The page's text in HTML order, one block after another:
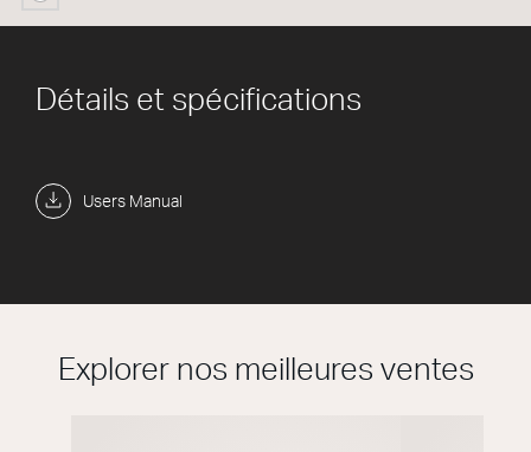
Détails et spécifications
Users Manual
Explorer nos meilleures ventes